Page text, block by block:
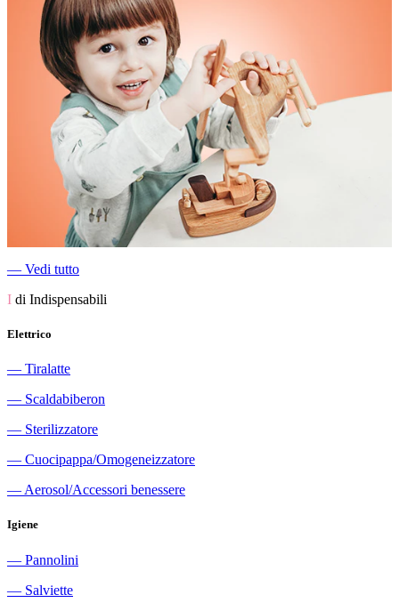
― Vedi tutto
I di Indispensabili
Elettrico
― Tiralatte
― Scaldabiberon
― Sterilizzatore
― Cuocipappa/Omogeneizzatore
― Aerosol/Accessori benessere
Igiene
― Pannolini
― Salviette